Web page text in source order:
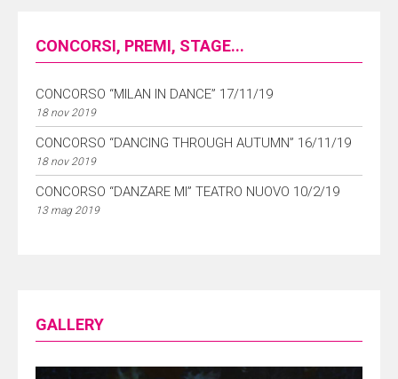
CONCORSI, PREMI, STAGE...
CONCORSO “MILAN IN DANCE” 17/11/19
18 nov 2019
CONCORSO “DANCING THROUGH AUTUMN” 16/11/19
18 nov 2019
CONCORSO “DANZARE MI” TEATRO NUOVO 10/2/19
13 mag 2019
GALLERY